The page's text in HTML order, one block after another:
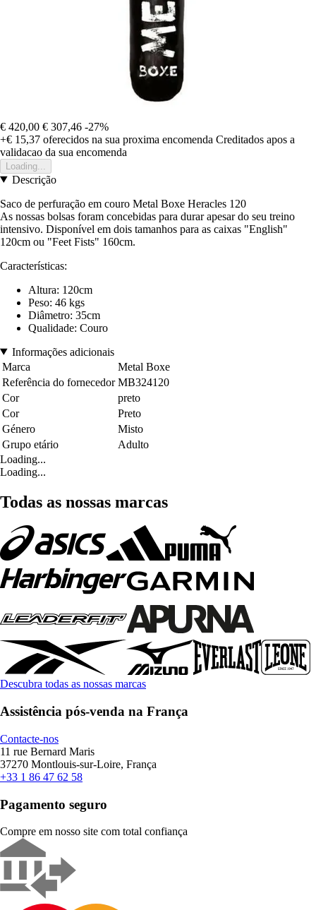
€ 420,00 € 307,46 -27%
+€ 15,37 oferecidos na sua proxima encomenda Creditados apos a
validacao da sua encomenda
Loading...
Descrição
Saco de perfuração em couro Metal Boxe Heracles 120
As nossas bolsas foram concebidas para durar apesar do seu treino
intensivo. Disponível em dois tamanhos para as caixas "English"
120cm ou "Feet Fists" 160cm.
Características:
Altura: 120cm
Peso: 46 kgs
Diâmetro: 35cm
Qualidade: Couro
Informações adicionais
Marca
Metal Boxe
Referência do fornecedor MB324120
Cor
preto
Cor
Preto
Género
Misto
Grupo etário
Adulto
Loading...
Loading...
Todas as nossas marcas
Descubra todas as nossas marcas
Assistência pós-venda na França
Contacte-nos
11 rue Bernard Maris
37270 Montlouis-sur-Loire, França
+33 1 86 47 62 58
Pagamento seguro
Compre em nosso site com total confiança